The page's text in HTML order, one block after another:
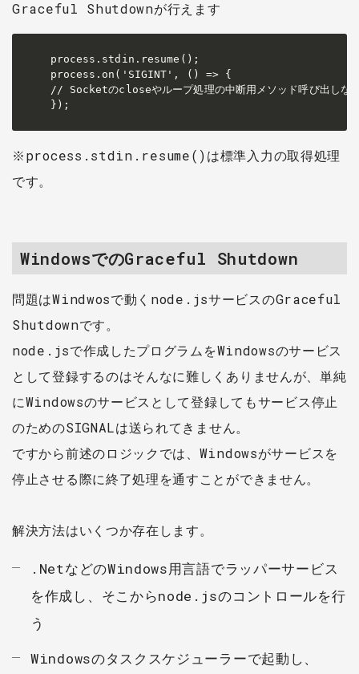
Graceful Shutdownが行えます
process.stdin.resume();
process.on('SIGINT', () => {
// Socketのcloseやループ処理の中断用メソッド呼び出しな
});
※process.stdin.resume()は標準入力の取得処理
です。
WindowsでのGraceful Shutdown
問題はWindwosで動くnode.jsサービスのGraceful
Shutdownです。
node.jsで作成したプログラムをWindowsのサービス
として登録するのはそんなに難しくありませんが、単純
にWindowsのサービスとして登録してもサービス停止
のためのSIGNALは送られてきません。
ですから前述のロジックでは、Windowsがサービスを
停止させる際に終了処理を通すことができません。
解決方法はいくつか存在します。
.NetなどのWindows用言語でラッパーサービス
を作成し、そこからnode.jsのコントロールを行
う
Windowsのタスクスケジューラーで起動し、